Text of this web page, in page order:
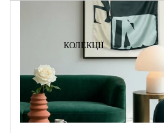
КОЛЕКЦІЇ